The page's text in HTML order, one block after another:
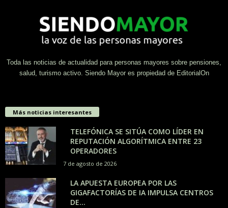
Toda las noticias de actualidad para personas mayores sobre pensiones,
salud, turismo activo. Siendo Mayor es propiedad de EditorialOn
Más noticias interesantes
TELEFÓNICA SE SITÚA COMO LÍDER EN
REPUTACIÓN ALGORÍTMICA ENTRE 23
OPERADORES
7 de agosto de 2026
LA APUESTA EUROPEA POR LAS
GIGAFACTORÍAS DE IA IMPULSA CENTROS
DE...